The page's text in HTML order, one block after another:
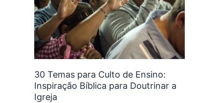
30 Temas para Culto de Ensino:
Inspiração Bíblica para Doutrinar a
Igreja